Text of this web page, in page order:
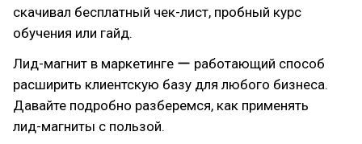
скачивал бесплатный чек-лист, пробный курс
обучения или гайд.
Лид-магнит в маркетинге ー работающий способ
расширить клиентскую базу для любого бизнеса.
Давайте подробно разберемся, как применять
лид-магниты с пользой.